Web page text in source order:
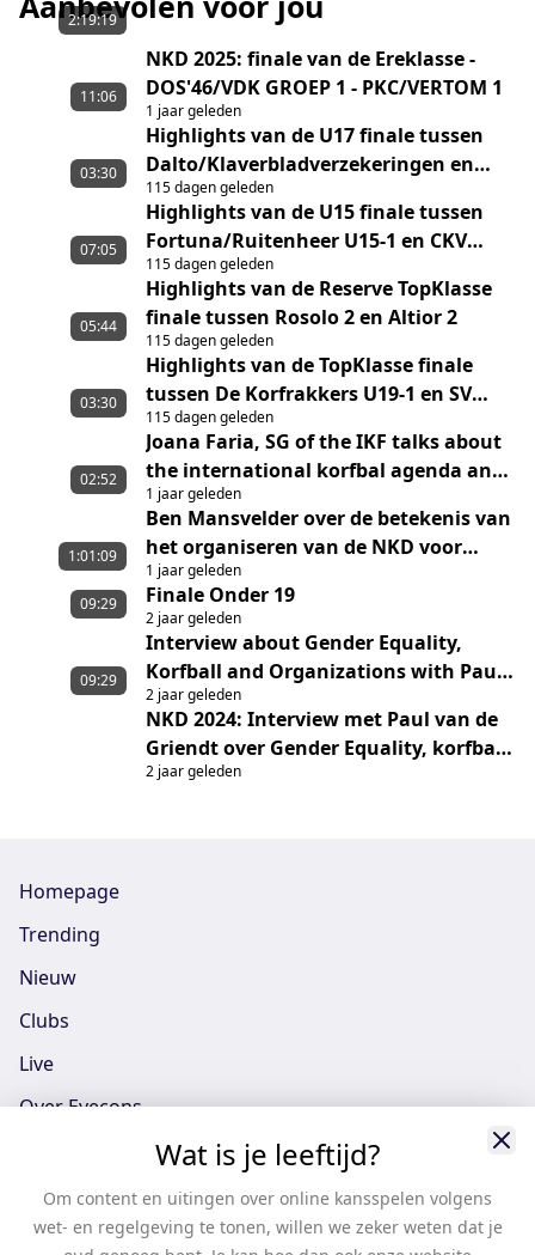
2:19:19
NKD 2025: finale van de Ereklasse -
DOS'46/VDK GROEP 1 - PKC/VERTOM 1
1 jaar geleden
11:06
Highlights van de U17 finale tussen
Dalto/Klaverbladverzekeringen en
Unitas/Perspectief
115 dagen geleden
03:30
Highlights van de U15 finale tussen
Fortuna/Ruitenheer U15-1 en CKV
Nieuwerkerk U15-1
115 dagen geleden
07:05
Highlights van de Reserve TopKlasse
finale tussen Rosolo 2 en Altior 2
115 dagen geleden
05:44
Highlights van de TopKlasse finale
tussen De Korfrakkers U19-1 en SV
Melderslo/Sporting ST U19-1
115 dagen geleden
03:30
Joana Faria, SG of the IKF talks about
the international korfbal agenda and
the launch of Urban Korfball
1 jaar geleden
02:52
Ben Mansvelder over de betekenis van
het organiseren van de NKD voor
Dalto/Klaverbladverzekeringen
1 jaar geleden
1:01:09
Finale Onder 19
2 jaar geleden
09:29
Interview about Gender Equality,
Korfball and Organizations with Paul
van de Griendt with English Subtitles
2 jaar geleden
09:29
NKD 2024: Interview met Paul van de
Griendt over Gender Equality, korfbal
en organisaties
2 jaar geleden
Homepage
Trending
Nieuw
Clubs
Live
Over Eyecons
Eyecons App - iOS
Eyecons App - Android
Vacatures
Wat is je leeftijd?
Om content en uitingen over online kansspelen volgens
wet- en regelgeving te tonen, willen we zeker weten dat je